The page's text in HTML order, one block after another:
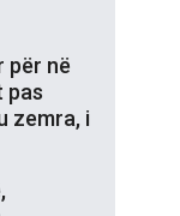
për në
pas
zemra, i